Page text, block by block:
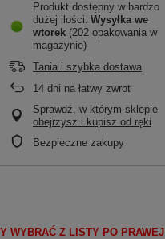
Produkt dostępny w bardzo
dużej ilości Wysyłka we
wtorek (202 opakowania w
magazynie)
Tania i szybka dostawa
14 dni na łatwy zwrot
Sprawdź, w którym sklepie
obejrzysz i kupisz od ręki
Bezpieczne zakupy
WYBRAĆ Z LISTY PO PRAWEJ